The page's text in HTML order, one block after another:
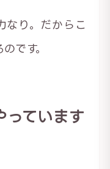
なり。だからこ
です。
っています